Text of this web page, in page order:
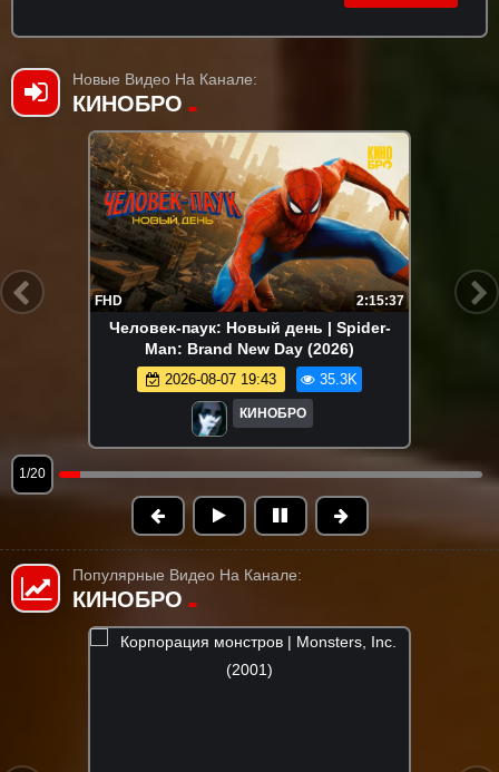
Новые Видео На Канале:
КИНОБРО
FHD 2:15:37
Человек-паук: Новый день | Spider-
Man: Brand New Day (2026)
2026-08-07 19:43 35.3K
КИНОБРО
1/20
Популярные Видео На Канале:
КИНОБРО